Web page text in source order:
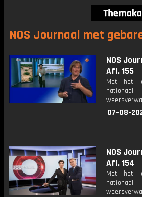
NOS Journaal met
NOS
Afl. 155
Met het
07-08-
NOS
Afl. 154
Met het